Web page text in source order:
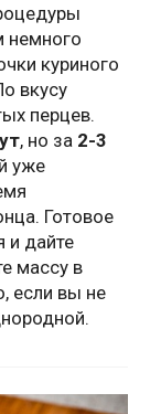
немного
куриного
вкусу
перцев.
, но за 2-3
уже
Готовое
и дайте
массу в
если вы не